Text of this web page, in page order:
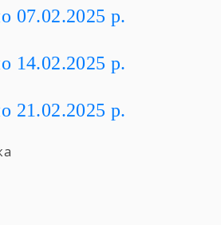
07.02.2025 р.
14.02.2025 р.
21.02.2025 р.